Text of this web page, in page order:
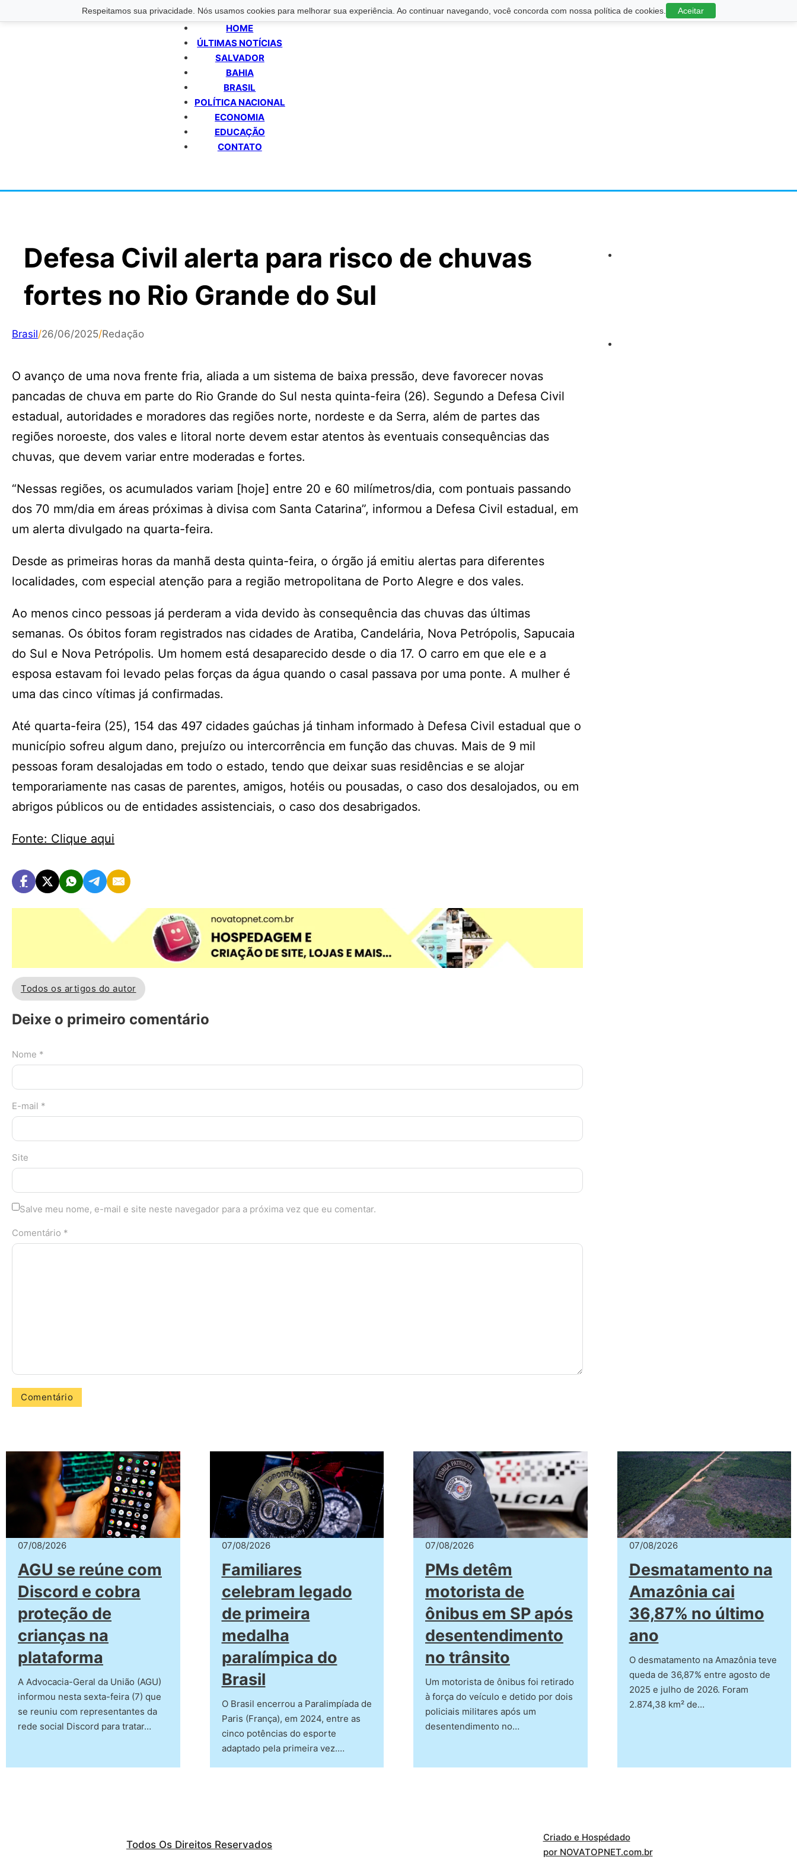
Respeitamos sua privacidade. Nós usamos cookies para melhorar sua experiência. Ao continuar navegando, você concorda com nossa política de cookies. Aceitar
HOME
ÚLTIMAS NOTÍCIAS
SALVADOR
BAHIA
BRASIL
POLÍTICA NACIONAL
ECONOMIA
EDUCAÇÃO
CONTATO
Defesa Civil alerta para risco de chuvas
fortes no Rio Grande do Sul
Brasil/26/06/2025/Redação
O avanço de uma nova frente fria, aliada a um sistema de baixa pressão, deve favorecer novas
pancadas de chuva em parte do Rio Grande do Sul nesta quinta-feira (26). Segundo a Defesa Civil
estadual, autoridades e moradores das regiões norte, nordeste e da Serra, além de partes das
regiões noroeste, dos vales e litoral norte devem estar atentos às eventuais consequências das
chuvas, que devem variar entre moderadas e fortes.
“Nessas regiões, os acumulados variam [hoje] entre 20 e 60 milímetros/dia, com pontuais passando
dos 70 mm/dia em áreas próximas à divisa com Santa Catarina”, informou a Defesa Civil estadual, em
um alerta divulgado na quarta-feira.
Desde as primeiras horas da manhã desta quinta-feira, o órgão já emitiu alertas para diferentes
localidades, com especial atenção para a região metropolitana de Porto Alegre e dos vales.
Ao menos cinco pessoas já perderam a vida devido às consequência das chuvas das últimas
semanas. Os óbitos foram registrados nas cidades de Aratiba, Candelária, Nova Petrópolis, Sapucaia
do Sul e Nova Petrópolis. Um homem está desaparecido desde o dia 17. O carro em que ele e a
esposa estavam foi levado pelas forças da água quando o casal passava por uma ponte. A mulher é
uma das cinco vítimas já confirmadas.
Até quarta-feira (25), 154 das 497 cidades gaúchas já tinham informado à Defesa Civil estadual que o
município sofreu algum dano, prejuízo ou intercorrência em função das chuvas. Mais de 9 mil
pessoas foram desalojadas em todo o estado, tendo que deixar suas residências e se alojar
temporariamente nas casas de parentes, amigos, hotéis ou pousadas, o caso dos desalojados, ou em
abrigos públicos ou de entidades assistenciais, o caso dos desabrigados.
Fonte: Clique aqui
Todos os artigos do autor
Deixe o primeiro comentário
Nome *
E-mail *
Site
Salve meu nome, e-mail e site neste navegador para a próxima vez que eu comentar.
Comentário *
07/08/2026
AGU se reúne com
Discord e cobra
proteção de
crianças na
plataforma
A Advocacia-Geral da União (AGU)
informou nesta sexta-feira (7) que
se reuniu com representantes da
rede social Discord para tratar…
07/08/2026
Familiares
celebram legado
de primeira
medalha
paralímpica do
Brasil
O Brasil encerrou a Paralimpíada de
Paris (França), em 2024, entre as
cinco potências do esporte
adaptado pela primeira vez.…
07/08/2026
PMs detêm
motorista de
ônibus em SP após
desentendimento
no trânsito
Um motorista de ônibus foi retirado
à força do veículo e detido por dois
policiais militares após um
desentendimento no…
07/08/2026
Desmatamento na
Amazônia cai
36,87% no último
ano
O desmatamento na Amazônia teve
queda de 36,87% entre agosto de
2025 e julho de 2026. Foram
2.874,38 km² de…
Todos Os Direitos Reservados
Criado e Hospédado
por NOVATOPNET.com.br